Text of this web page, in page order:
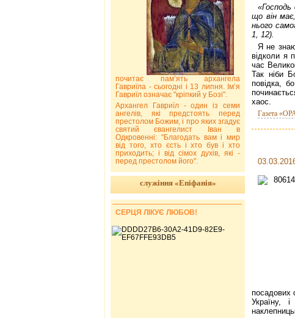
«Господь
що він
нього
1, 12).
Я не
відколи я
час
Так ніби
повідка,
хаос.
Газета
посадових
Україну,
почитає пам’ять архангела
Гавриїла - сьогодні і 13 липня. Ім’я
Гавриїл означає "кріпкий у Бозі".
Архангел Гавриїл - один із семи
ангелів, які предстоять перед
престолом Божим, і про яких згадує
святий євангелист Іван в
Одкровенні: "Благодать вам і мир
від того, хто єсть і хто був і хто
приходить; і від сімох духів, які -
перед престолом його".
служіння «Епіфанія»
СЕРЦЯ ЛІКУЄ ЛЮБОВ!